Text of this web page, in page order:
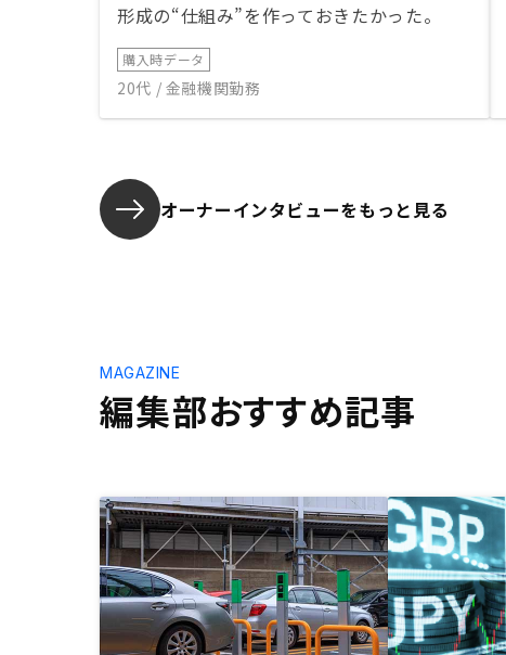
形成の“仕組み”を作っておきたかった。
購入時データ
20代 / 金融機関勤務
オーナーインタビューをもっと見る
編集部おすすめ記事
MAGAZINE